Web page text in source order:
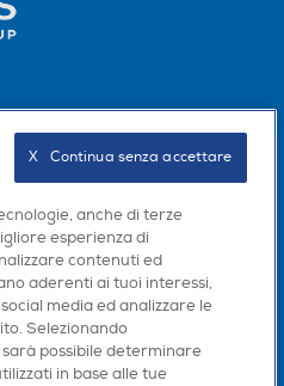
anche di terze
esperienza di
contenuti ed
aderenti ai tuoi interessi,
media ed analizzare le
Selezionando
sarà possibile determinare
in base alle tue
X   Continua senza accettare